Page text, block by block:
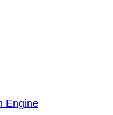
Engine